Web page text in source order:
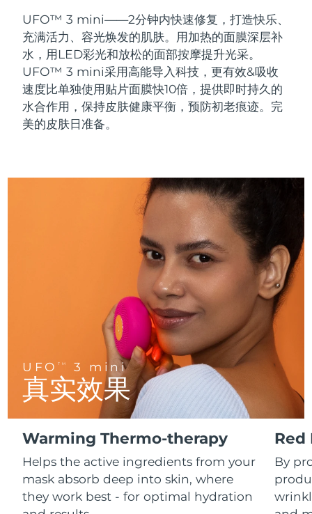
UFO™ 3 mini——2分钟内快速修复，打造快乐、
充满活力、容光焕发的肌肤。用加热的面膜深层补
水，用LED彩光和放松的面部按摩提升光采。
UFO™ 3 mini采用高能导入科技，更有效&吸收
速度比单独使用贴片面膜快10倍，提供即时持久的
水合作用，保持皮肤健康平衡，预防初老痕迹。完
美的皮肤日准备。
UFO TM 3 mini
真实效果
Warming Thermo-therapy
Helps the active ingredients from your
mask absorb deep into skin, where
they work best - for optimal hydration
Red
By
LUNA™ 4 套装
Anti-aging massage
LUNA™ 4 Plus
Massage, LED heating
For men, anti-aging massage
LUNA™ 4 mini
For young skin, T-zone
LUNA™ 4 go
For travel or gym bag
LUNA™ 护肤
Premium cleansers & balm
LUNA™ 设备
All facial cleansing devices
BEAR™ 2 套装
Microcurrent toning
BEAR™ 2 go
Microcurrent toning on-the-go
Microcurrent line smoothing device
面部提拉护理
Premium anti-aging skincare
BEAR™ 设备
All premium facelift devices
补水保湿
UFO™ 3 套装
UFO™ 3 LED
Near-infrared and red light therapy
UFO™ 3 mini
Red light therapy device for young skin
UFO™ 3 go
Portable red light therapy
面膜
Rejuvenation & hydration
UFO™ 设备
All deep facial hydration devices
口腔护理
issa™ 4
issa™ 4 plus
Smart hybrid silicone sonic toothbrush
issa™ 4 smile
Hybrid silicone sonic toothbrush
issa™ 4 baby
For ages 0-3
issa™ Teeth Whitening Set
Dual LED + sonic device & 18% PAP gel
ISSA™ 设备
All silicone sonic toothbrushes
FAQ™ 抗老护理
FAQ™ 101
Clinical anti-aging
FAQ™ 102
Advanced clinical anti-aging
FAQ™ 103
Luxurious clinical anti-aging set
FAQ™ P1 Primer
Manuka honey primer
LED治疗
FAQ™ 201
FAQ™ 202
LED mask
FAQ™ 211
Anti-aging neck & décolleté LED mask
FAQ™ 221
Anti-aging LED hand mask
FAQ™ 301
LED hair strengthening scalp massager
FAQ™ Scalp Serum
Scalp recovery probiotic serum
FAQ™护肤品
All FAQ™ skincare
肌肤年轻化
NEW
FAQ™ 501
Full-Spectrum Red Light Therapy
FAQ™ 502
Full-Spectrum Red Light Therapy
FAQ™ Red Light Serum
保健品
脱毛 身体护理
比利时 预计送达日期 8/9/26
百慕大 预计送达日期8/15/26
波斯尼亚和黑塞哥维那 预计送达日期8/12/26
文莱 预计送达日期8/14/26
加拿大 预计送达日期8/13/26
预计送达日期
预计送达日期
预计送达日期8/13/26
预计送达日期 8/9/26
预计送达日期 8/10/26
捷克 预计送达日期 8/9/26
丹麦 预计送达日期
爱沙尼亚 预计送达日期 8/9/26
芬兰 预计送达日期 8/9/26
法国 预计送达日期 8/9/26